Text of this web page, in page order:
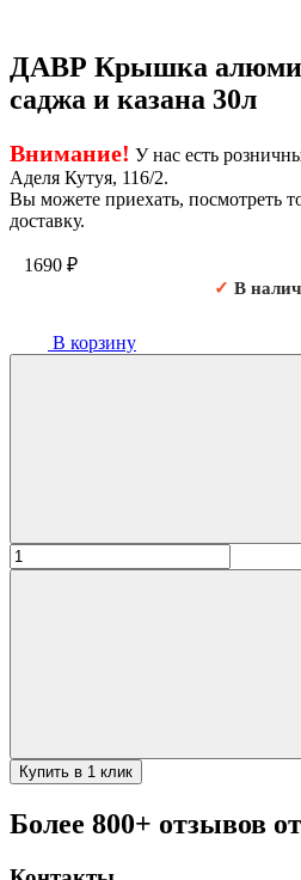
ДАВР Крышка
саджа и казана 30л
Внимание! У нас есть
Аделя Кутуя, 116/2.
Вы можете приехать, посмотреть
доставку.
1690 ₽
✓ В
В корзину
Количество
товара
30лКупить в 1 клик
Более 800+ отзывов